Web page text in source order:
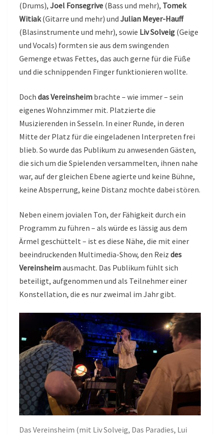
(Drums), Joel Fonsegrive (Bass und mehr), Tomek
Witiak(Gitarre und mehr) und Julian Meyer-Hauff
(Blasinstrumente und mehr), sowie Liv Solveig (Geige
und Vocals) formten sie aus dem swingenden
Gemenge etwas Fettes, das auch gerne für die Füße
und die schnippenden Finger funktionieren wollte.
Doch das Vereinsheim brachte – wie immer – sein
eigenes Wohnzimmer mit. Platzierte die
Musizierenden in Sesseln. In einer Runde, in deren
Mitte der Platz für die eingeladenen Interpreten frei
blieb. So wurde das Publikum zu anwesenden Gästen,
die sich um die Spielenden versammelten, ihnen nahe
war, auf der gleichen Ebene agierte und keine Bühne,
keine Absperrung, keine Distanz mochte dabei stören.
Neben einem jovialen Ton, der Fähigkeit durch ein
Programm zu führen – als würde es lässig aus dem
Ärmel geschüttelt – ist es diese Nähe, die mit einer
beeindruckenden Multimedia-Show, den Reiz des
Vereinsheimausmacht. Das Publikum fühlt sich
beteiligt, aufgenommen und als Teilnehmer einer
Konstellation, die es nur zweimal im Jahr gibt.
Das Vereinsheim (mit Liv Solveig, Das Paradies, Lui